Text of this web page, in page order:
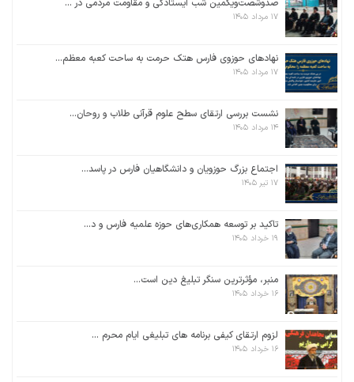
صدوشصت‌‌ویکمین شب ایستادگی و مقاومت مردمی در ...
۱۷ مرداد ۱۴۰۵
نهادهای حوزوی فارس هتک حرمت به ساحت کعبه معظم...
۱۷ مرداد ۱۴۰۵
نشست بررسی ارتقای سطح علوم قرآنی طلاب و روحان...
۱۴ مرداد ۱۴۰۵
اجتماع بزرگ حوزویان و دانشگاهیان فارس در پاسد...
۱۷ تیر ۱۴۰۵
تاکید بر توسعه همکاری‌های حوزه علمیه فارس و د...
۱۹ خرداد ۱۴۰۵
منبر، مؤثرترین سنگر تبلیغ دین است...
۱۶ خرداد ۱۴۰۵
لزوم ارتقای کیفی برنامه های تبلیغی ایام محرم ...
۱۶ خرداد ۱۴۰۵